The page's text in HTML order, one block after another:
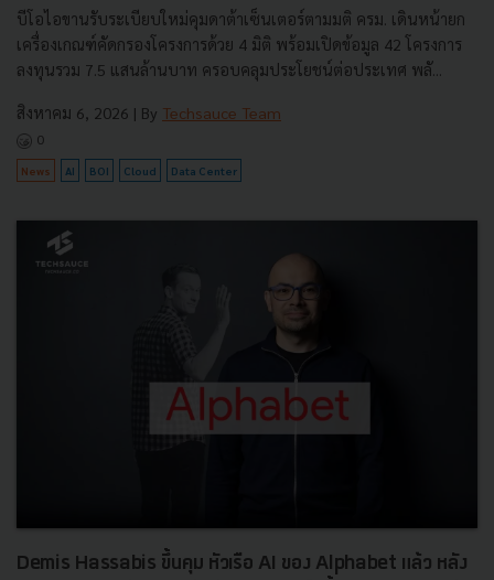
บีโอไอขานรับระเบียบใหม่คุมดาต้าเซ็นเตอร์ตามมติ ครม. เดินหน้ายก
เครื่องเกณฑ์คัดกรองโครงการด้วย 4 มิติ พร้อมเปิดข้อมูล 42 โครงการ
ลงทุนรวม 7.5 แสนล้านบาท ครอบคลุมประโยชน์ต่อประเทศ พลั...
สิงหาคม 6, 2026 | By Techsauce Team
0
News AI BOI Cloud Data Center
Demis Hassabis ขึ้นคุม หัวเรือ AI ของ Alphabet แล้ว หลัง